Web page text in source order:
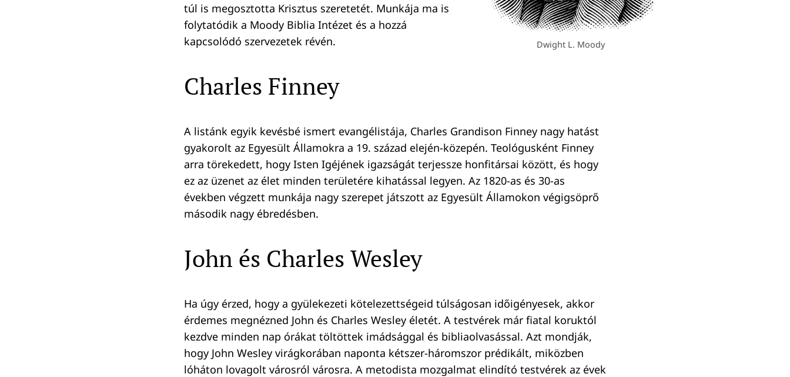
Dwight L. Moody
túl is megosztotta Krisztus szeretetét. Munkája ma is
folytatódik a Moody Biblia Intézet és a hozzá
kapcsolódó szervezetek révén.
Charles Finney
A listánk egyik kevésbé ismert evangélistája, Charles Grandison Finney nagy hatást
gyakorolt az Egyesült Államokra a 19. század elején-közepén. Teológusként Finney
arra törekedett, hogy Isten Igéjének igazságát terjessze honfitársai között, és hogy
ez az üzenet az élet minden területére kihatással legyen. Az 1820-as és 30-as
években végzett munkája nagy szerepet játszott az Egyesült Államokon végigsöprő
második nagy ébredésben.
John és Charles Wesley
Ha úgy érzed, hogy a gyülekezeti kötelezettségeid túlságosan időigényesek, akkor
érdemes megnézned John és Charles Wesley életét. A testvérek már fiatal koruktól
kezdve minden nap órákat töltöttek imádsággal és bibliaolvasással. Azt mondják,
hogy John Wesley virágkorában naponta kétszer-háromszor prédikált, miközben
lóháton lovagolt városról városra. A metodista mozgalmat elindító testvérek az évek